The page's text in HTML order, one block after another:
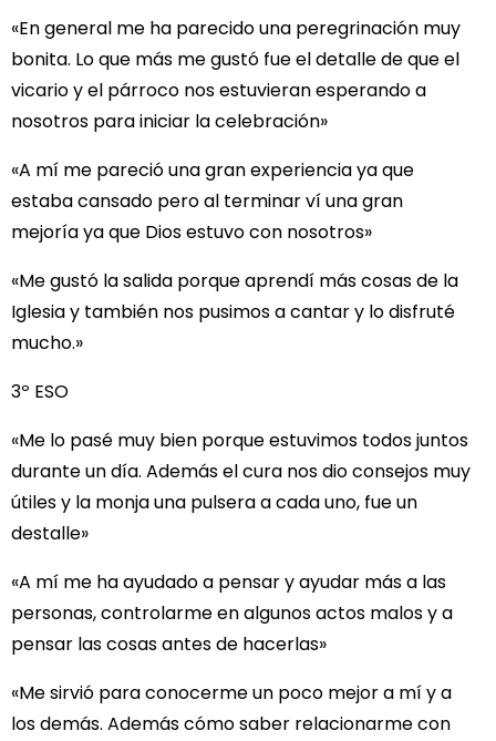
«En general me ha parecido una peregrinación muy
bonita. Lo que más me gustó fue el detalle de que el
vicario y el párroco nos estuvieran esperando a
nosotros para iniciar la celebración»
«A mí me pareció una gran experiencia ya que
estaba cansado pero al terminar ví una gran
mejoría ya que Dios estuvo con nosotros»
«Me gustó la salida porque aprendí más cosas de la
Iglesia y también nos pusimos a cantar y lo disfruté
mucho.»
3º ESO
«Me lo pasé muy bien porque estuvimos todos juntos
durante un día. Además el cura nos dio consejos muy
útiles y la monja una pulsera a cada uno, fue un
destalle»
«A mí me ha ayudado a pensar y ayudar más a las
personas, controlarme en algunos actos malos y a
pensar las cosas antes de hacerlas»
«Me sirvió para conocerme un poco mejor a mí y a
los demás. Además cómo saber relacionarme con